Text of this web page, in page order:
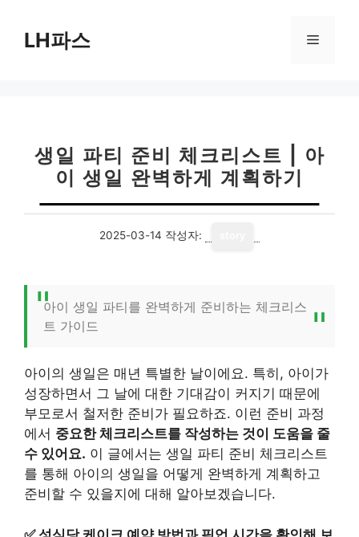
LH파스 메
생일 파티 준비 체크리스트 | 아
이 생일 완벽하게 계획하기
2025-03-14 작성자:
아이 생일 파티를 완벽하게 준비하는 체크리스
트 가이드
아이의 생일은 매년 특별한 날이에요. 특히, 아이가
성장하면서 그 날에 대한 기대감이 커지기 때문에
부모로서 철저한 준비가 필요하죠. 이런 준비 과정
에서 중요한 체크리스트를 작성하는 것이 도움을 줄
수 있어요. 이 글에서는 생일 파티 준비 체크리스트
를 통해 아이의 생일을 어떻게 완벽하게 계획하고
준비할 수 있을지에 대해 알아보겠습니다.